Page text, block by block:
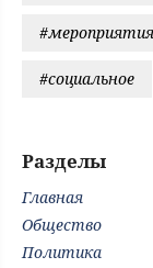
#социальное
Разделы
Главная
Общество
Политика